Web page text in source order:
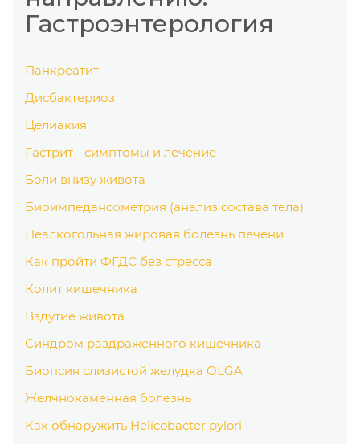
Гастроэнтерология
Панкреатит
Дисбактериоз
Целиакия
Гастрит - симптомы и лечение
Боли внизу живота
Биоимпедансометрия (анализ состава тела)
Неалкогольная жировая болезнь печени
Как пройти ФГДС без стресса
Колит кишечника
Вздутие живота
Синдром раздраженного кишечника
Биопсия слизистой желудка OLGA
Желчнокаменная болезнь
Как обнаружить Helicobacter pylori